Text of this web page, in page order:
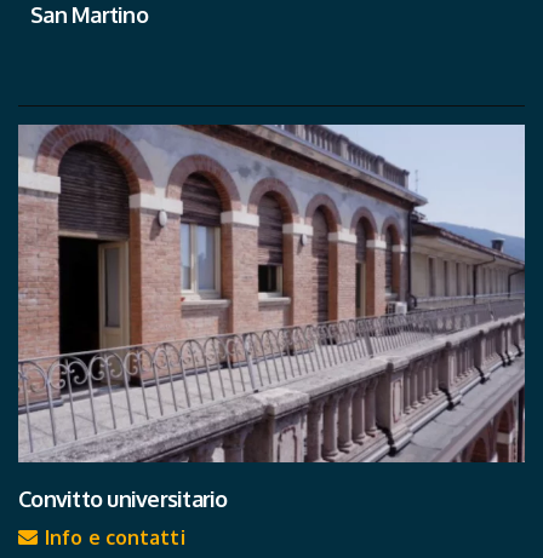
San Martino
Convitto universitario
Info e contatti